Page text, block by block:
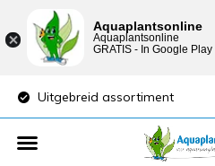
Uitgebreid assortiment
Aquaplantsonline
Aquaplantsonline
GRATIS - In Google Play